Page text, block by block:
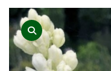
product view